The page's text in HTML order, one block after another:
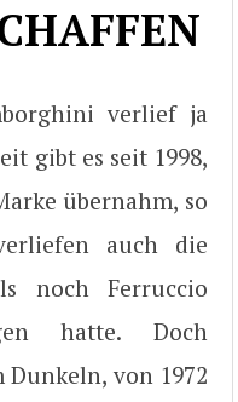
verlief ja
gibt es seit 1998,
übernahm, so
auch die
noch Ferruccio
hatte. Doch
von 1972